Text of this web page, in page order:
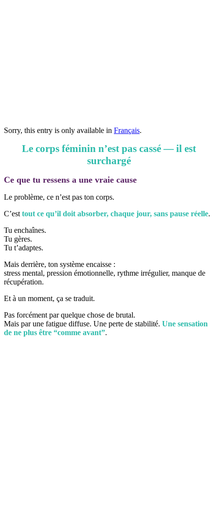
Sorry, this entry is only available in Français.
Le corps féminin n’est pas cassé — il est
surchargé
Ce que tu ressens a une vraie cause
Le problème, ce n’est pas ton corps.
C’est tout ce qu’il doit absorber, chaque jour, sans pause réelle.
Tu enchaînes.
Tu gères.
Tu t’adaptes.
Mais derrière, ton système encaisse :
stress mental, pression émotionnelle, rythme irrégulier, manque de
récupération.
Et à un moment, ça se traduit.
Pas forcément par quelque chose de brutal.
Mais par une fatigue diffuse. Une perte de stabilité. Une sensation
de ne plus être “comme avant”.